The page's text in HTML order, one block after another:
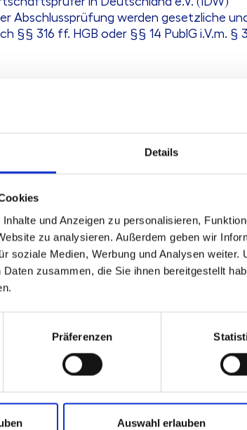
Details
und Anzeigen zu personalisieren,
zu analysieren. Außerdem geben wir
soziale Medien, Werbung und Analysen
zusammen, die Sie ihnen bereitgestellt
Präferenzen
Auswahl erlauben
Abschlussprüfung werden gesetzliche
§§ 316 ff. HGB oder §§ 14 PublG i.V.m. §